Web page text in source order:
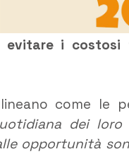
evitare i
come le
dei
opportunità